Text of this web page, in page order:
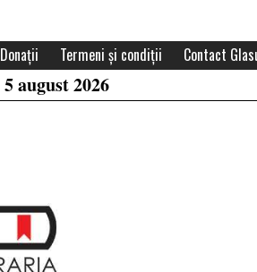
Donații Termeni și condiții Contact
5 august 2026